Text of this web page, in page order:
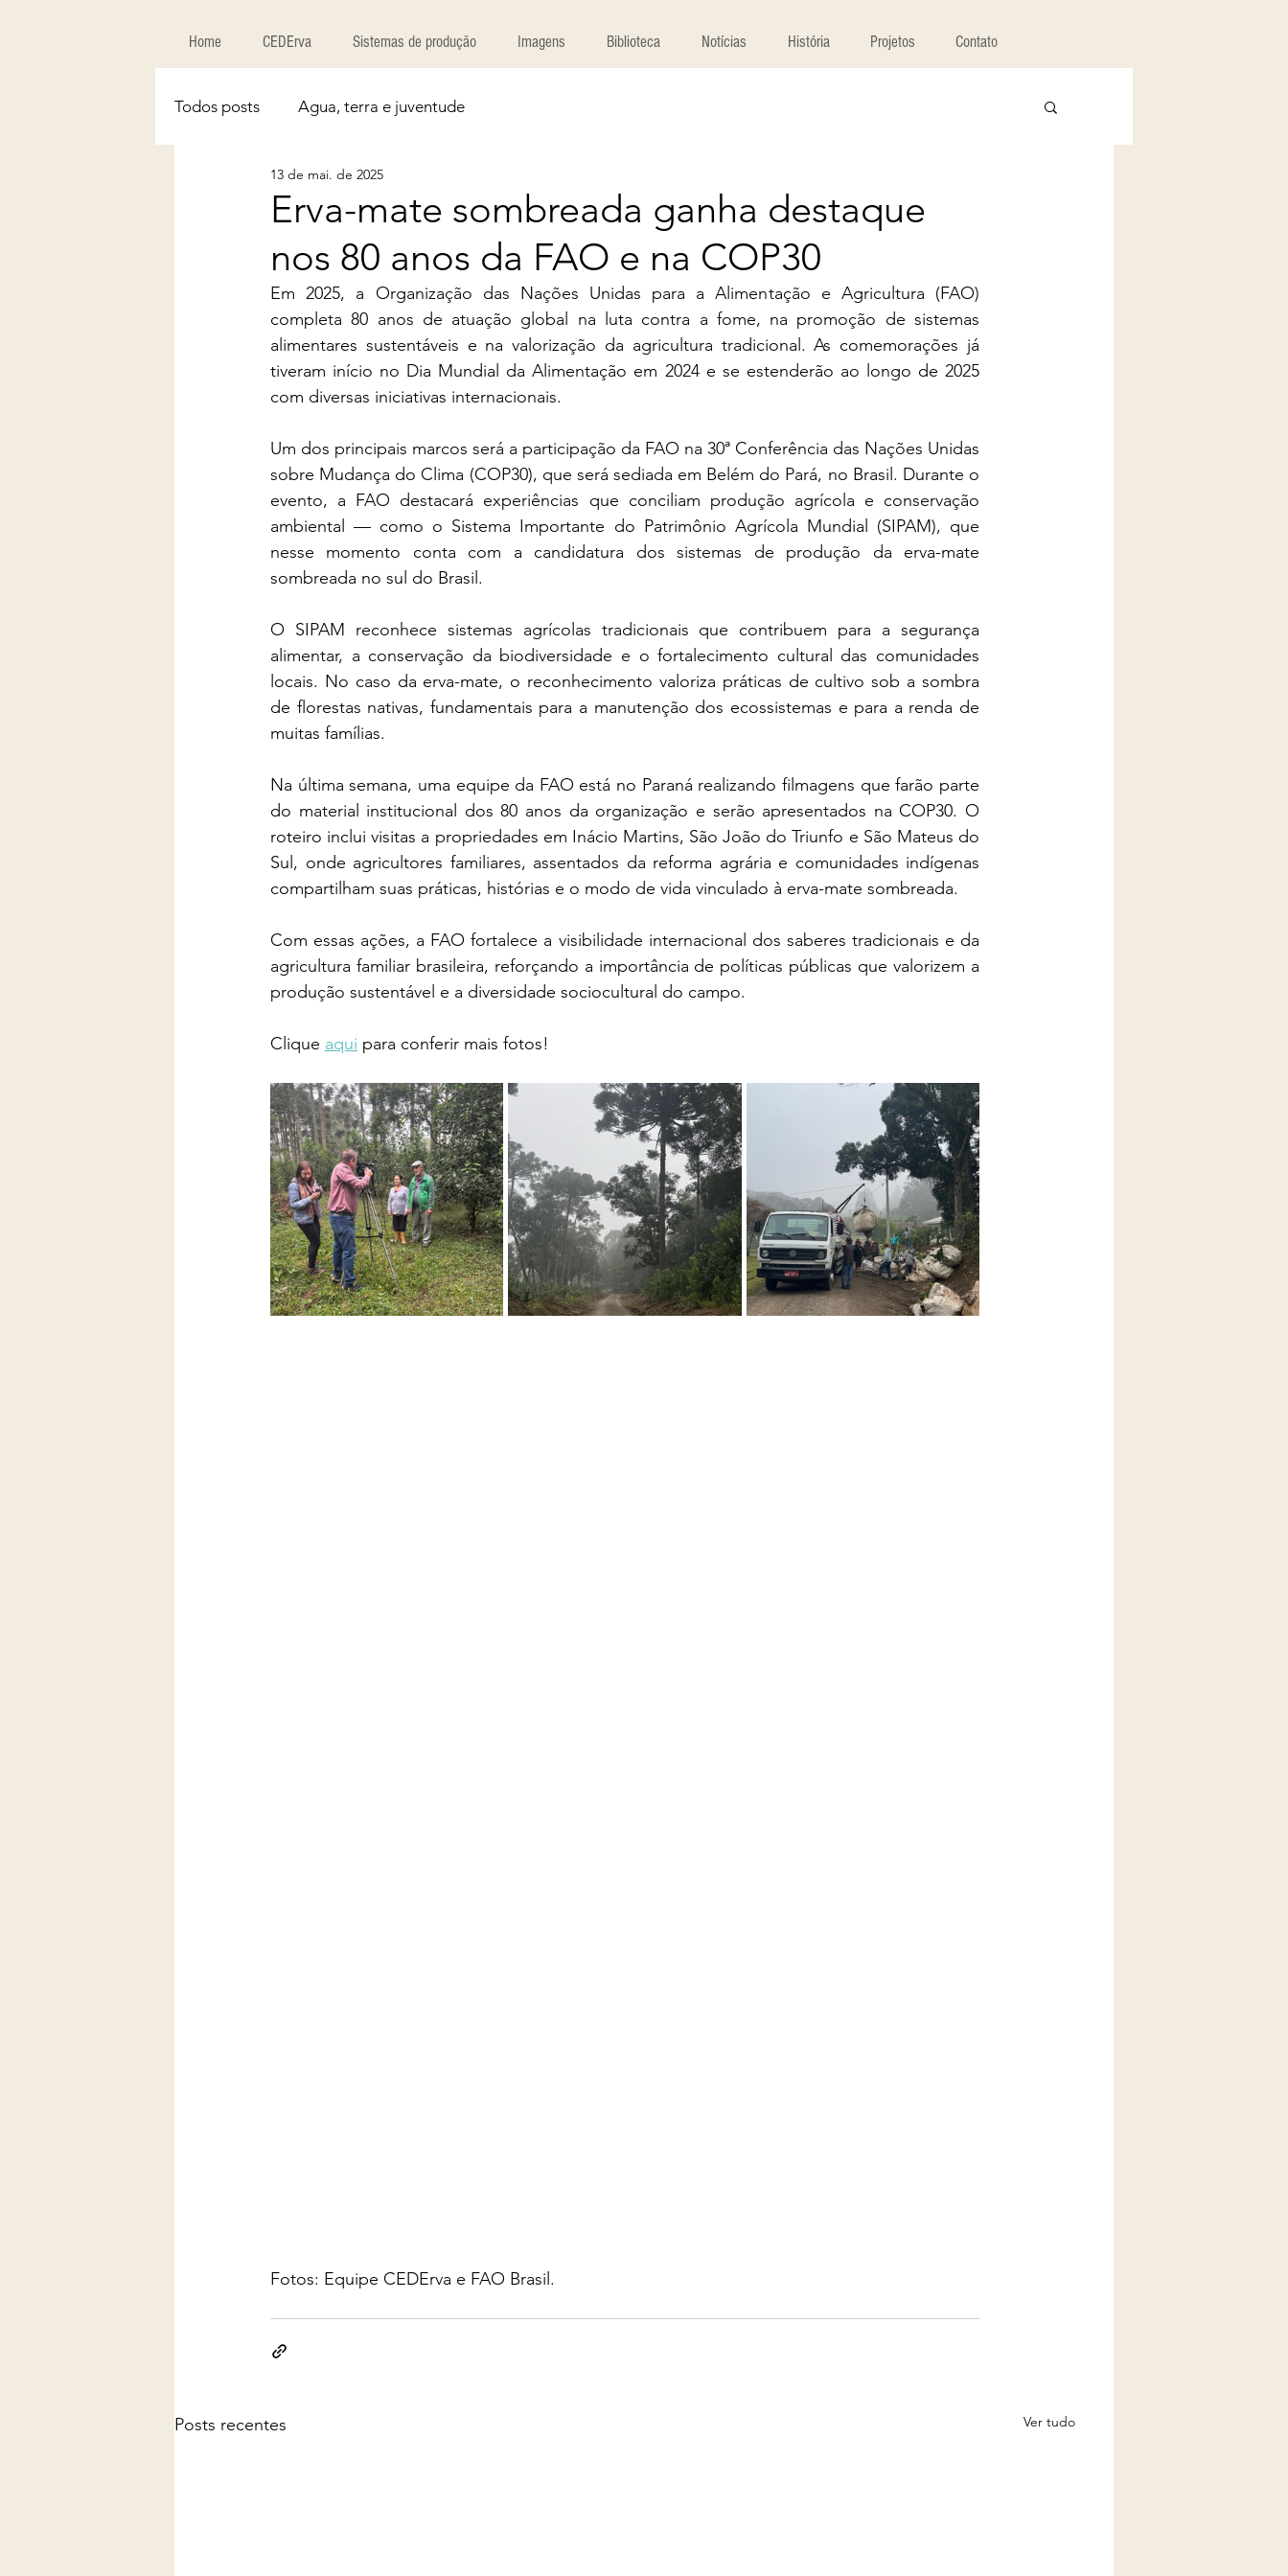
Home CEDErva Sistemas de produção Imagens Biblioteca Notícias História Projetos Contato
Todos posts Agua, terra e juventude
Erva-mate sombreada ganha destaque
nos 80 anos da FAO e na COP30
13 de mai. de 2025
Em 2025, a Organização das Nações Unidas para a Alimentação e Agricultura (FAO)
completa 80 anos de atuação global na luta contra a fome, na promoção de sistemas
alimentares sustentáveis e na valorização da agricultura tradicional. As comemorações já
tiveram início no Dia Mundial da Alimentação em 2024 e se estenderão ao longo de 2025
com diversas iniciativas internacionais.
Um dos principais marcos será a participação da FAO na 30ª Conferência das Nações Unidas
sobre Mudança do Clima (COP30), que será sediada em Belém do Pará, no Brasil. Durante o
evento, a FAO destacará experiências que conciliam produção agrícola e conservação
ambiental — como o Sistema Importante do Patrimônio Agrícola Mundial (SIPAM), que
nesse momento conta com a candidatura dos sistemas de produção da erva-mate
sombreada no sul do Brasil.
O SIPAM reconhece sistemas agrícolas tradicionais que contribuem para a segurança
alimentar, a conservação da biodiversidade e o fortalecimento cultural das comunidades
locais. No caso da erva-mate, o reconhecimento valoriza práticas de cultivo sob a sombra
de florestas nativas, fundamentais para a manutenção dos ecossistemas e para a renda de
muitas famílias.
Na última semana, uma equipe da FAO está no Paraná realizando filmagens que farão parte
do material institucional dos 80 anos da organização e serão apresentados na COP30. O
roteiro inclui visitas a propriedades em Inácio Martins, São João do Triunfo e São Mateus do
Sul, onde agricultores familiares, assentados da reforma agrária e comunidades indígenas
compartilham suas práticas, histórias e o modo de vida vinculado à erva-mate sombreada.
Com essas ações, a FAO fortalece a visibilidade internacional dos saberes tradicionais e da
agricultura familiar brasileira, reforçando a importância de políticas públicas que valorizem a
produção sustentável e a diversidade sociocultural do campo.
Clique aqui para conferir mais fotos!
Fotos: Equipe CEDErva e FAO Brasil.
Posts recentes Ver tudo